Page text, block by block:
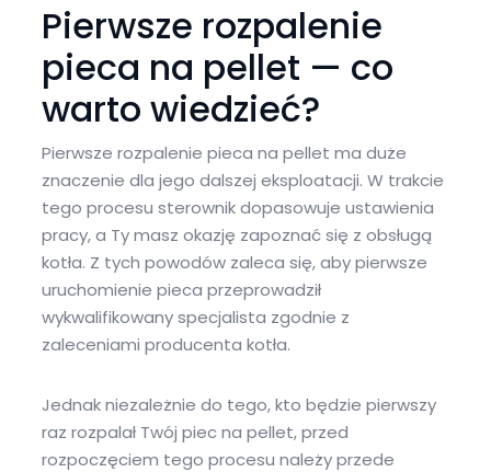
Pierwsze rozpalenie
pieca na pellet — co
warto wiedzieć?
Pierwsze rozpalenie pieca na pellet ma duże
znaczenie dla jego dalszej eksploatacji. W trakcie
tego procesu sterownik dopasowuje ustawienia
pracy, a Ty masz okazję zapoznać się z obsługą
kotła. Z tych powodów zaleca się, aby pierwsze
uruchomienie pieca przeprowadził
wykwalifikowany specjalista zgodnie z
zaleceniami producenta kotła.
Jednak niezależnie do tego, kto będzie pierwszy
raz rozpalał Twój piec na pellet, przed
rozpoczęciem tego procesu należy przede